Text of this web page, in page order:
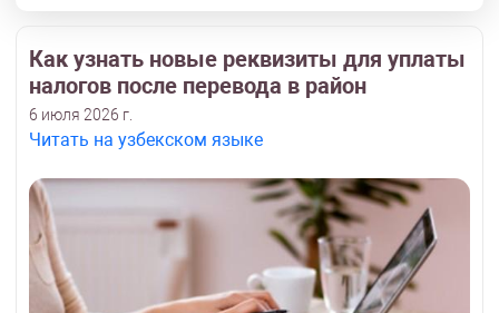
Как узнать новые реквизиты для уплаты
налогов после перевода в район
6 июля 2026 г.
Читать на узбекском языке